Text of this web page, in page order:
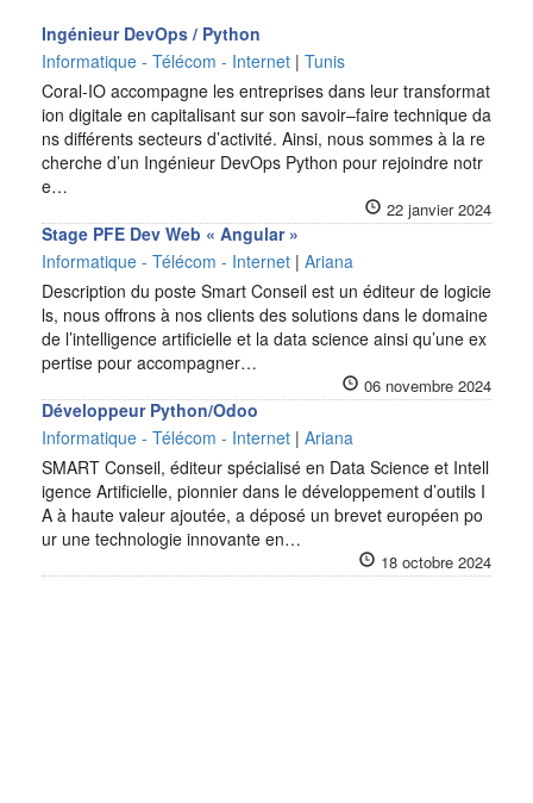
Ingénieur DevOps / Python
Informatique - Télécom - Internet | Tunis
Coral-IO accompagne les entreprises dans leur transformat
ion digitale en capitalisant sur son savoir–faire technique da
ns différents secteurs d’activité. Ainsi, nous sommes à la re
cherche d’un Ingénieur DevOps Python pour rejoindre notr
e…
22 janvier 2024
Stage PFE Dev Web « Angular »
Informatique - Télécom - Internet | Ariana
Description du poste Smart Conseil est un éditeur de logicie
ls, nous offrons à nos clients des solutions dans le domaine
de l’intelligence artificielle et la data science ainsi qu’une ex
pertise pour accompagner…
06 novembre 2024
Développeur Python/Odoo
Informatique - Télécom - Internet | Ariana
SMART Conseil, éditeur spécialisé en Data Science et Intell
igence Artificielle, pionnier dans le développement d’outils I
A à haute valeur ajoutée, a déposé un brevet européen po
ur une technologie innovante en…
18 octobre 2024